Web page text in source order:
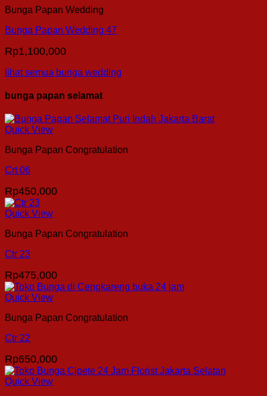
Bunga Papan Wedding
Bunga Papan Wedding 47
Rp1,100,000
lihat semua bunga wedding
bunga papan selamat
Quick View
Bunga Papan Congratulation
Crt 06
Rp450,000
Quick View
Bunga Papan Congratulation
Ctr 23
Rp475,000
Quick View
Bunga Papan Congratulation
Ctr 22
Rp650,000
Quick View